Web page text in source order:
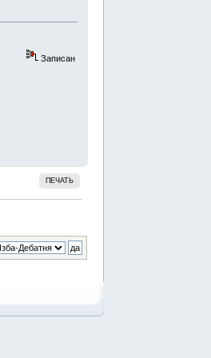
Записан
ПЕЧАТЬ